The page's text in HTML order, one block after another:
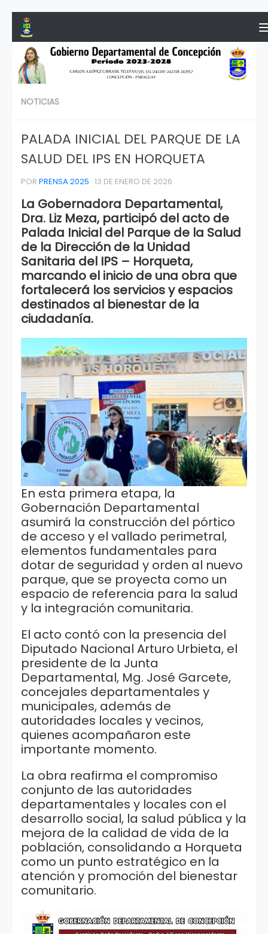
Saltar al contenido
NOTICIAS
PALADA INICIAL DEL PARQUE DE LA
SALUD DEL IPS EN HORQUETA
POR PRENSA 2025 · 13 DE ENERO DE 2026
La Gobernadora Departamental,
Dra. Liz Meza, participó del acto de
Palada Inicial del Parque de la Salud
de la Dirección de la Unidad
Sanitaria del IPS – Horqueta,
marcando el inicio de una obra que
fortalecerá los servicios y espacios
destinados al bienestar de la
ciudadanía.
En esta primera etapa, la
Gobernación Departamental
asumirá la construcción del pórtico
de acceso y el vallado perimetral,
elementos fundamentales para
dotar de seguridad y orden al nuevo
parque, que se proyecta como un
espacio de referencia para la salud
y la integración comunitaria.
El acto contó con la presencia del
Diputado Nacional Arturo Urbieta, el
presidente de la Junta
Departamental, Mg. José Garcete,
concejales departamentales y
municipales, además de
autoridades locales y vecinos,
quienes acompañaron este
importante momento.
La obra reafirma el compromiso
conjunto de las autoridades
departamentales y locales con el
desarrollo social, la salud pública y la
mejora de la calidad de vida de la
población, consolidando a Horqueta
como un punto estratégico en la
atención y promoción del bienestar
comunitario.